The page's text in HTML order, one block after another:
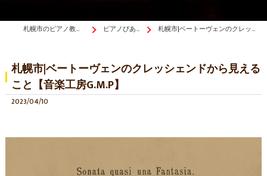
札幌市のピアノ教室は音楽工房G.M.P the 大楽 ピアノぴあ〜の《ブログ》 札幌市|ベートーヴェンのクレッシェンドから見えること【音楽工房G.M.P】
札幌市|ベートーヴェンのクレッシェンドから見える
こと【音楽工房G.M.P】
2023/04/10